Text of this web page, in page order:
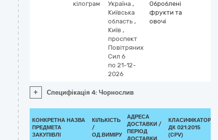
кілограм Україна ,
Київська
область ,
Київ ,
проспект
Повітряних
Сил 6
по 21-12-
2026
Оброблені
фрукти та
овочі
+ Специфікація 4: Чорнослив
КОНКРЕТНА НАЗВА
ПРЕДМЕТА
ЗАКУПІВЛІ
КІЛЬКІСТЬ
/
ОД.ВИМІРУ
АДРЕСА
ДОСТАВКИ /
ПЕРІОД
КЛАСИФІКАТОР
ДК 021:2015
(CPV)